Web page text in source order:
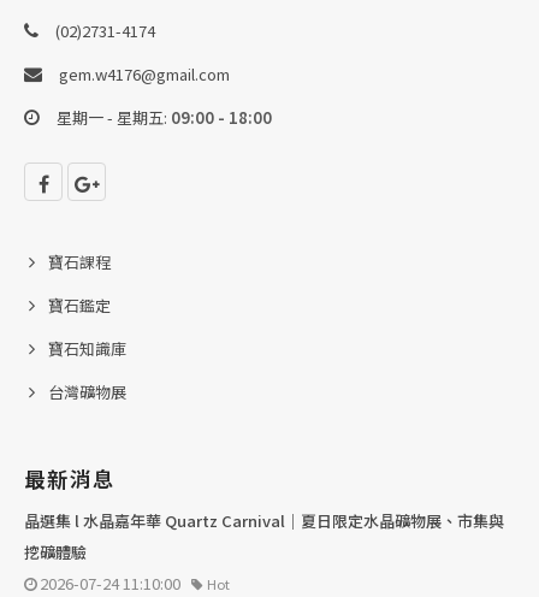
(02)2731-4174
gem.w4176@gmail.com
星期一 - 星期五: 09:00 - 18:00
寶石課程
寶石鑑定
寶石知識庫
台灣礦物展
最新消息
晶選集 l 水晶嘉年華 Quartz Carnival｜夏日限定水晶礦物展、市集與
挖礦體驗
2026-07-24 11:10:00
Hot